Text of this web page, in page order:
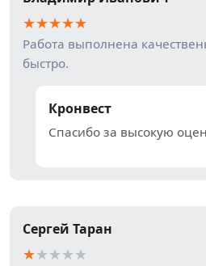
★★★★★
Работа выполнена
быстро.
Кронвест
Спасибо за высокую
Сергей Таран
★★★★★